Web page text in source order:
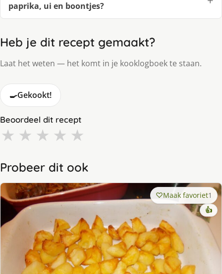
paprika, ui en boontjes?
Heb je dit recept gemaakt?
Laat het weten — het komt in je kooklogboek te staan.
🍳Gekookt!
Beoordeel dit recept
★ ★ ★ ★ ★
Probeer dit ook
Maak favoriet1
👍